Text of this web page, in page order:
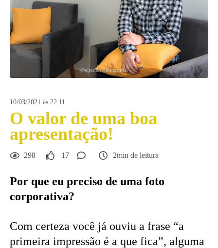
10/03/2021 às 22:11
O valor de uma boa
apresentação!
298 17 2min de leitura
Por que eu preciso de uma foto
corporativa?
Com certeza você já ouviu a frase “a
primeira impressão é a que fica”, alguma